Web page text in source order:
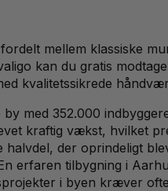
mellem klassiske
kan du gratis
kvalitetssikrede
med 352.000
kraftig vækst, hvilket
der oprindeligt
erfaren tilbygning i
i byen kræver